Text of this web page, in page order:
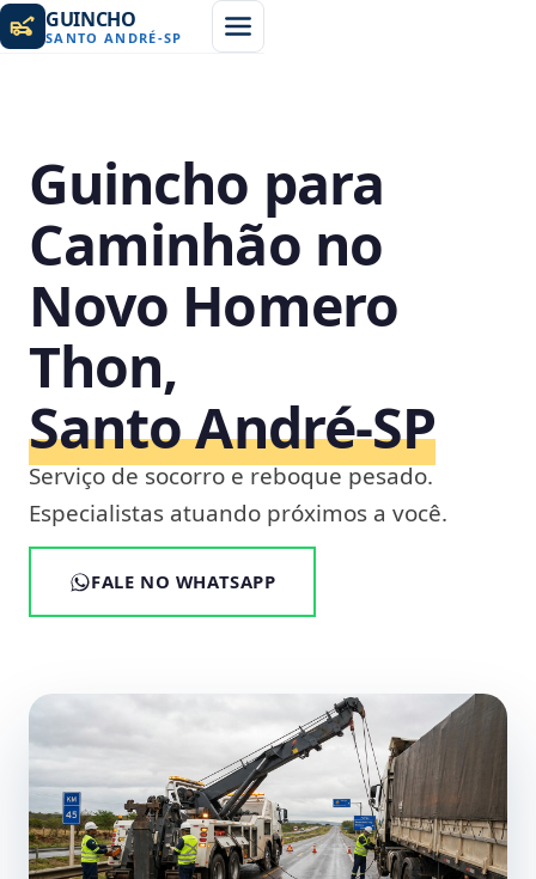
GUINCHO
SANTO ANDRÉ-SP
Guincho para
Caminhão no
Novo Homero
Thon,
Santo André‑SP
Serviço de socorro e reboque pesado.
Especialistas atuando próximos a você.
FALE NO WHATSAPP